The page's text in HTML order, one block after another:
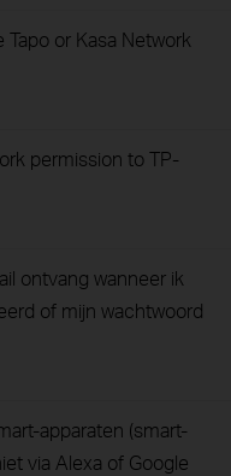
or Kasa Network
permission to TP-
ontvang wanneer ik
of mijn wachtwoord
apparaten (smart-
via Alexa of Google